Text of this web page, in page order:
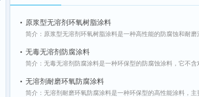
原浆型无溶剂环氧树脂涂料
简介：原浆型无溶剂环氧树脂涂料是一种高性能的防腐蚀和耐
无毒无溶剂防腐涂料
简介：无毒无溶剂防腐涂料是一种环保型的防腐蚀涂料，它不
无溶剂耐磨环氧防腐涂料
简介：无溶剂耐磨环氧防腐涂料是一种环保型的高性能涂料，